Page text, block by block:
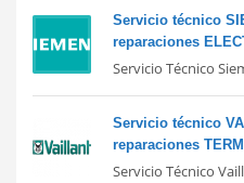
Servicio técnico
reparaciones
Servicio Técnico
Servicio técnico
reparaciones
Servicio Técnico